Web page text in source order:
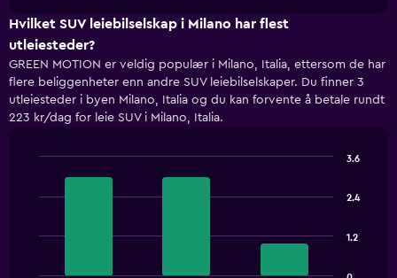
X
axis
displaying
categories.
Range:
3
categories.
chart
displaying
Range:
Hvilket SUV leiebilselskap i Milano har flest
utleiesteder?
GREEN MOTION er veldig populær i Milano, Italia, ettersom de har
flere beliggenheter enn andre SUV leiebilselskaper. Du finner 3
utleiesteder i byen Milano, Italia og du kan forvente å betale rundt
223 kr/dag for leie SUV i Milano, Italia.
1.2
2.4
3.6